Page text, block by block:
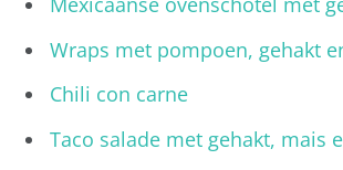
Wraps met pompoen, gehakt
Chili con carne
Taco salade met gehakt, mais